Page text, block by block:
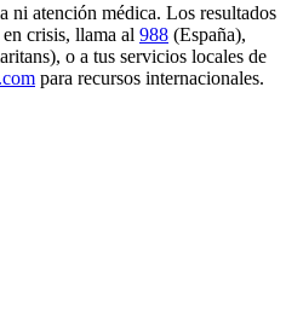
ni atención médica. Los resultados
crisis, llama al 988 (España),
o a tus servicios locales de
para recursos internacionales.